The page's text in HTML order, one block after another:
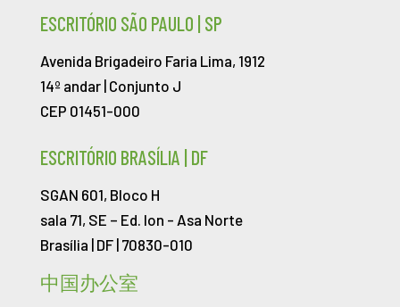
ESCRITÓRIO SÃO PAULO | SP
Avenida Brigadeiro Faria Lima, 1912
14º andar | Conjunto J
CEP 01451-000
ESCRITÓRIO BRASÍLIA | DF
SGAN 601, Bloco H
sala 71, SE – Ed. Ion - Asa Norte
Brasília | DF | 70830-010
中国办公室